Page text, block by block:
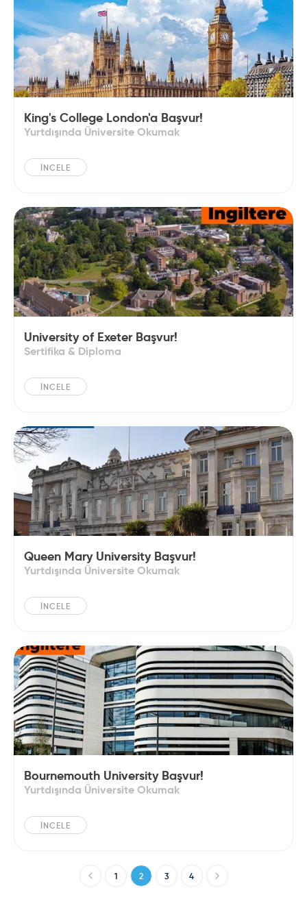
King's College London'a Başvur!
Yurtdışında Üniversite Okumak
İNCELE
University of Exeter Başvur!
Sertifika & Diploma
İNCELE
Queen Mary University Başvur!
Yurtdışında Üniversite Okumak
İNCELE
Bournemouth University Başvur!
Yurtdışında Üniversite Okumak
İNCELE
1 2 3 4